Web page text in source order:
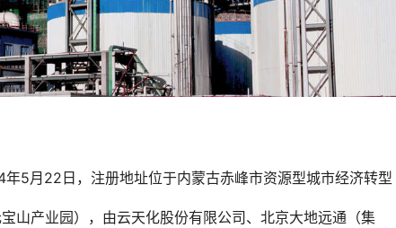
5月22日‌，注册地址位于‌内蒙古赤峰市资源型城市经济转型
山产业园）‌，由云天化股份有限公司、北京大地远通（集